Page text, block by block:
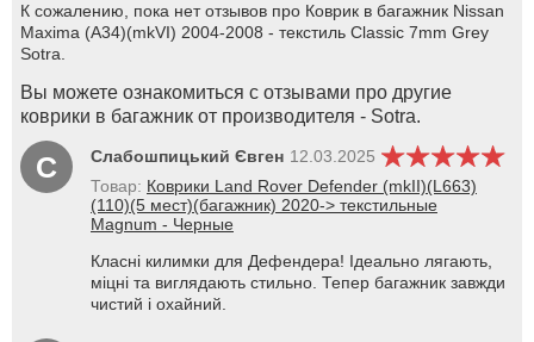
К сожалению, пока нет отзывов про Коврик в багажник Nissan
Maxima (A34)(mkVI) 2004-2008 - текстиль Classic 7mm Grey
Sotra.
Вы можете ознакомиться с отзывами про другие
коврики в багажник от производителя - Sotra.
С Слабошпицький Євген 12.03.2025
Товар: Коврики Land Rover Defender (mkII)(L663)
(110)(5 мест)(багажник) 2020-> текстильные
Magnum - Черные
Класні килимки для Дефендера! Ідеально лягають,
міцні та виглядають стильно. Тепер багажник завжди
чистий і охайний.